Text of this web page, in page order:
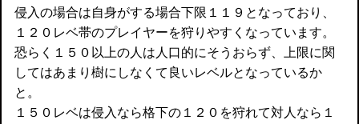
侵入の場合は自身がする場合下限１１９となっており、
１２０レベ帯のプレイヤーを狩りやすくなっています。
恐らく１５０以上の人は人口的にそうおらず、上限に関
してはあまり樹にしなくて良いレベルとなっているか
と。
１５０レベは侵入なら格下の１２０を狩れて対人なら１